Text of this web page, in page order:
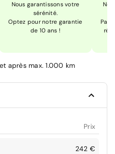
Nous garantissons votre
sérénité.
Optez pour notre garantie
de 10 ans !
Pas
après max. 1.000 km
Prix
242 €